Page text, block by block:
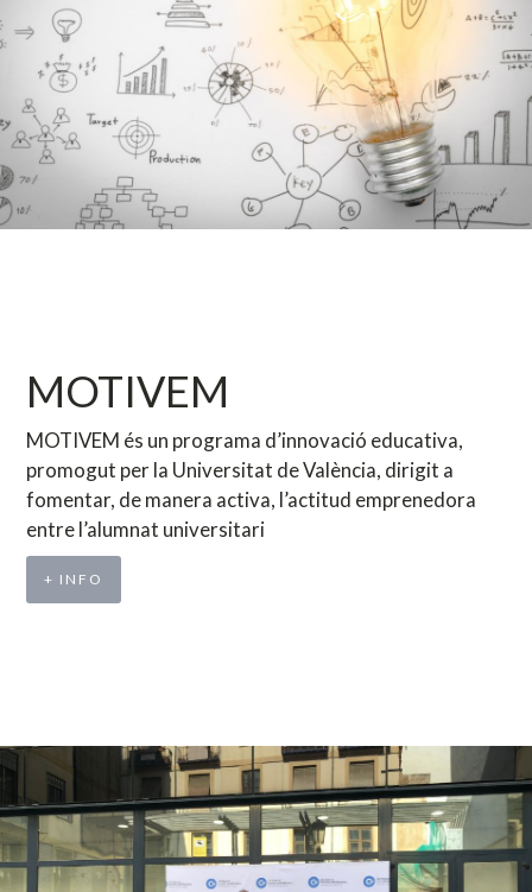
MOTIVEM
MOTIVEM és un programa d’innovació educativa,
promogut per la Universitat de València, dirigit a
fomentar, de manera activa, l’actitud emprenedora
entre l’alumnat universitari
+ INFO